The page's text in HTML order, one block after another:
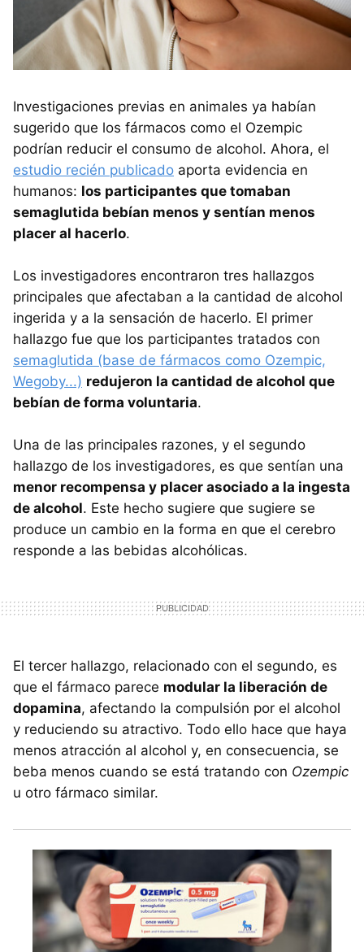
Investigaciones previas en animales ya habían
sugerido que los fármacos como el Ozempic
podrían reducir el consumo de alcohol. Ahora, el
estudio recién publicado aporta evidencia en
humanos: los participantes que tomaban
semaglutida bebían menos y sentían menos
placer al hacerlo.
Los investigadores encontraron tres hallazgos
principales que afectaban a la cantidad de alcohol
ingerida y a la sensación de hacerlo. El primer
hallazgo fue que los participantes tratados con
semaglutida (base de fármacos como Ozempic,
Wegoby...) redujeron la cantidad de alcohol que
bebían de forma voluntaria.
Una de las principales razones, y el segundo
hallazgo de los investigadores, es que sentían una
menor recompensa y placer asociado a la ingesta
de alcohol. Este hecho sugiere que sugiere se
produce un cambio en la forma en que el cerebro
responde a las bebidas alcohólicas.
El tercer hallazgo, relacionado con el segundo, es
que el fármaco parece modular la liberación de
dopamina, afectando la compulsión por el alcohol
y reduciendo su atractivo. Todo ello hace que haya
menos atracción al alcohol y, en consecuencia, se
beba menos cuando se está tratando con Ozempic
u otro fármaco similar.